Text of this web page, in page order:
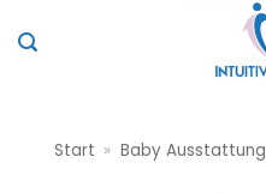
Inhalt
Start » Baby Ausstattung